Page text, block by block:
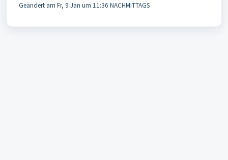
Geändert am Fr, 9 Jan um 11:36 NACHMITTAGS